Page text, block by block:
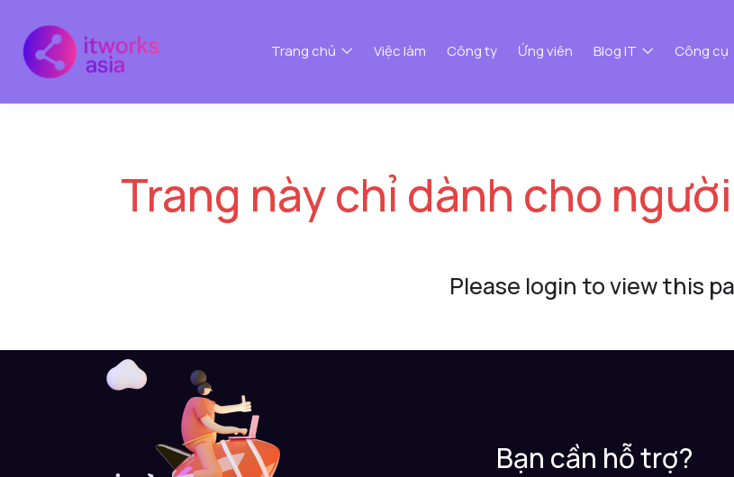
Trang chủ Việc làm Công ty Ứng viên Blog IT Công cụ
Trang này chỉ dành cho
Please login to view this
Bạn cần hỗ trợ?